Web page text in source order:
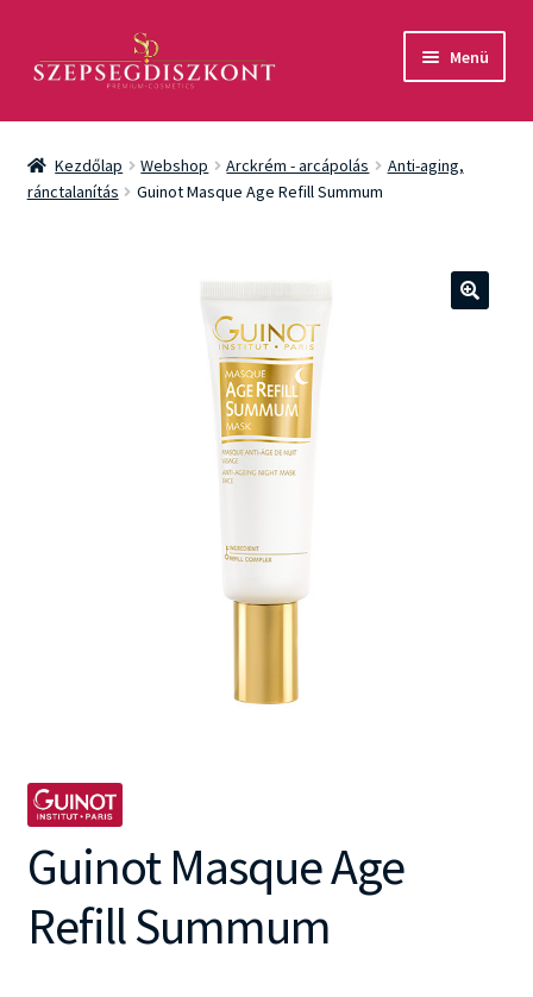
aa
Menü
Akció
Csomagok
Kezdőlap Webshop Arckrém - arcápolás
Anti-aging,
ránctalanítás
Guinot Masque Age Refill Summum
Guinot Masque Age
Refill Summum